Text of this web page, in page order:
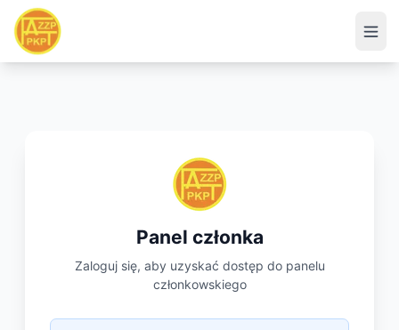
Panel członka
Zaloguj się, aby uzyskać dostęp do panelu
członkowskiego